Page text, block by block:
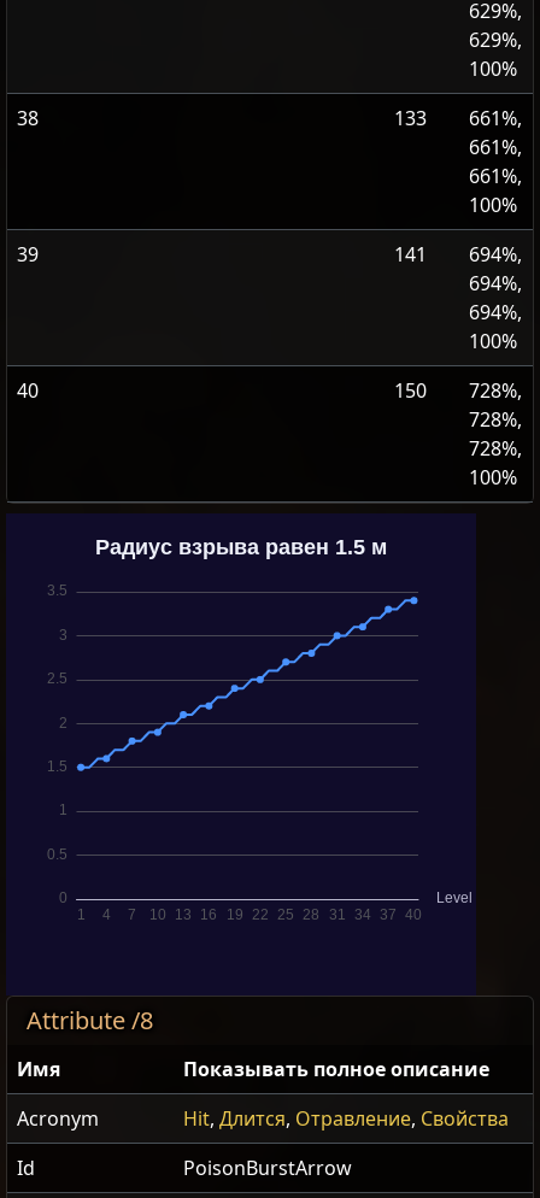
629%,
629%,
100%
38
133
661%,
661%,
661%,
100%
39
141
694%,
694%,
694%,
100%
40
150
728%,
728%,
728%,
100%
Attribute /8
Имя
Показывать полное описание
Acronym
Hit, Длится, Отравление, Свойства
Id
PoisonBurstArrow